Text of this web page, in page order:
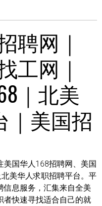
聘网｜
工网｜
｜北美
｜美国招
美国华人168招聘网、美国
美华人求职招聘平台。平
信息服务，汇集来自全美
者快速寻找适合自己的就